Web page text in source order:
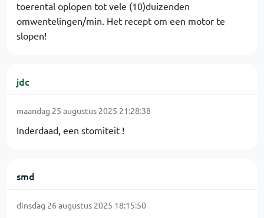
toerental oplopen tot vele (10)duizenden
omwentelingen/min. Het recept om een motor te
slopen!
jdc
maandag 25 augustus 2025 21:28:38
Inderdaad, een stomiteit !
smd
dinsdag 26 augustus 2025 18:15:50